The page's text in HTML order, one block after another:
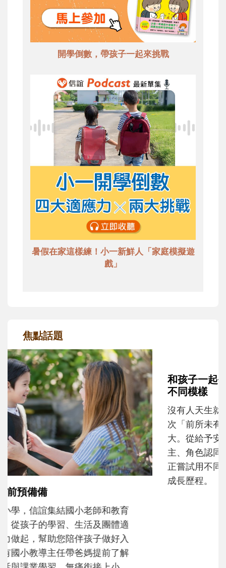
開學倒數，帶孩子一起來挑戰
暑假在家這樣練！小一新鮮人「家庭模擬遊
戲」
焦點話題
和孩子一起長大的那個男人│讀懂父親的
不同模樣
沒有人天生就擅長當爸爸！男人總是在一次
次「前所未有」的體驗中，跟著孩子一起長
大。從給予安全感的肢體遊戲，到獨立自
主、角色認同及解決問題的能力養成。爸爸
正嘗試用不同的模樣，參與孩子每個重要的